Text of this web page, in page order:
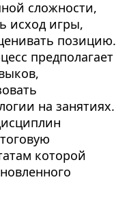
сложности,
исход игры,
позицию.
предполагает
на занятиях.
которой